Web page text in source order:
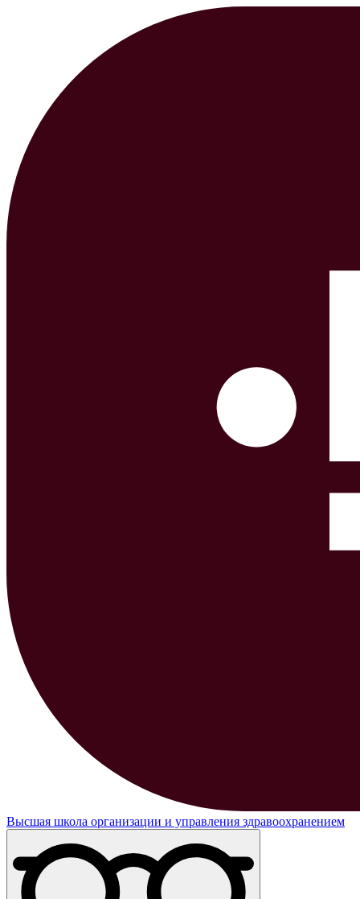
Высшая школа организации и управления здравоохранением